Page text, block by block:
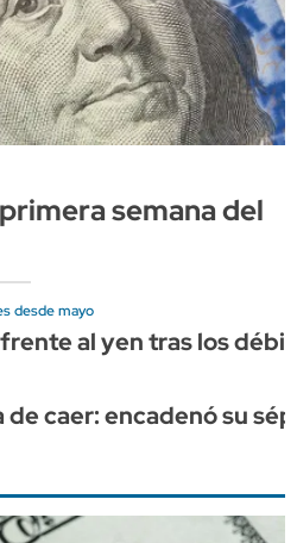
semana del
desde mayo
al yen tras los
de caer: encadenó su